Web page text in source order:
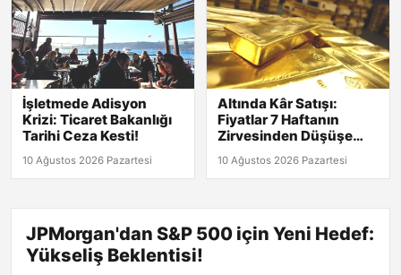
İşletmede Adisyon
Krizi: Ticaret Bakanlığı
Tarihi Ceza Kesti!
10 Ağustos 2026 Pazartesi
Altında Kâr Satışı:
Fiyatlar 7 Haftanın
Zirvesinden Düşüşe
10 Ağustos 2026 Pazartesi
JPMorgan'dan S&P 500 için Yeni Hedef:
Yükseliş Beklentisi!